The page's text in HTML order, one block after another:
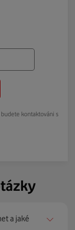
kontaktováni s
a jaké